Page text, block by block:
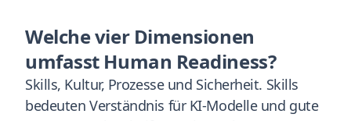
Welche vier Dimensionen
umfasst Human Readiness?
Skills, Kultur, Prozesse und Sicherheit. Skills
bedeuten Verständnis für KI-Modelle und gute